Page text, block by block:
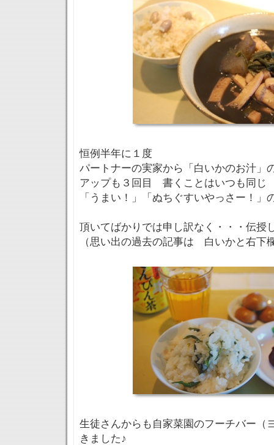
恒例半年に１度
パートナーの実家から「白いかのお汁」
アップも３回目 書くことはいつも同じ
「うまい！」「ぬちぐすいやっさー！」
頂いてばかりでは申し訳なく・・・伝授
（思い出の過去の記事は 白いかと右下
生徒さんからも自家菜園のフーチバー（
きました♪